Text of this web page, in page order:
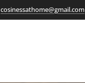
cosinessathome@gmail.com